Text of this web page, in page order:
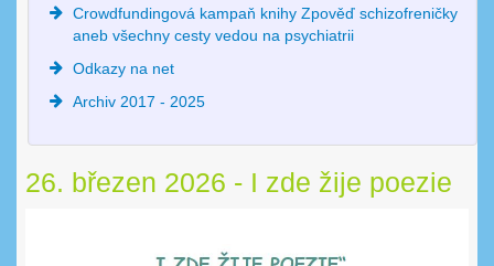
Crowdfundingová kampaň knihy Zpověď schizofreničky
aneb všechny cesty vedou na psychiatrii
Odkazy na net
Archiv 2017 - 2025
26. březen 2026 - I zde žije poezie